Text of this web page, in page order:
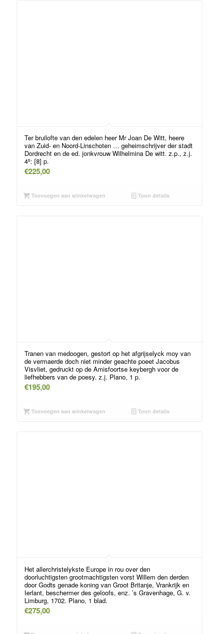
Ter bruilofte van den edelen heer Mr Joan De Witt, heere
van Zuid- en Noord-Linschoten … geheimschrijver der stadt
Dordrecht en de ed. jonkvrouw Wilhelmina De witt. z.p., z.j.
4º: [8] p.
€225,00
Toevoegen aan winkelwagen Toon details
Tranen van medoogen, gestort op het afgrijselyck moy van
de vermaerde doch niet minder geachte poeet Jacobus
Visvliet, gedruckt op de Amisfoortse keybergh voor de
liefhebbers van de poesy. z.j. Plano, 1 p.
€195,00
Toevoegen aan winkelwagen Toon details
Het allerchristelykste Europe in rou over den
doorluchtigsten grootmachtigsten vorst Willem den derden
door Godts genade koning van Groot Britanje, Vrankrijk en
Ierlant, beschermer des geloofs, enz. ’s Gravenhage, G. v.
Limburg, 1702. Plano, 1 blad.
€275,00